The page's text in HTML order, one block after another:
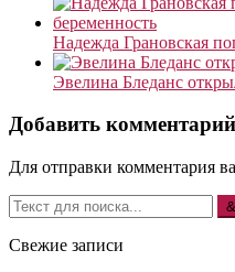
Надежда Грановская
Эвелина Бледанс
Добавить комментарий
Для отправки комментария
Свежие записи